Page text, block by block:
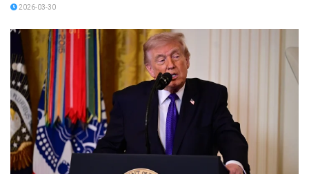
2026-03-30